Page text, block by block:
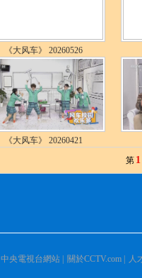
《大风车》 20260526
《大风车》 20260421
第 1
中央電視台網站 關於CCTV.com 人